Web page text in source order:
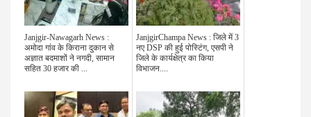
Janjgir-Nawagarh News :
अमोदा गांव के किराना दुकान से
अज्ञात बदमाशों ने नगदी, सामान
सहित 30 हजार की ...
JanjgirChampa News : जिले में 3
नए DSP की हुई पोस्टिंग, एसपी ने
जिले के कार्यक्षेत्र का किया
विभाजन....